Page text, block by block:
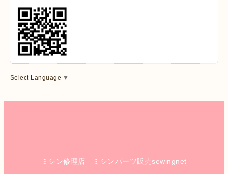
Select Language ▼
ミシン修理店 ミシンパーツ販売sewingnet